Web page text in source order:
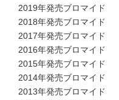
2019年発売ブロマイド
2018年発売ブロマイド
2017年発売ブロマイド
2016年発売ブロマイド
2015年発売ブロマイド
2014年発売ブロマイド
2013年発売ブロマイド